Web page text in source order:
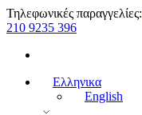
Τηλεφωνικές παραγγελίες:
210 9235 396
Ελληνικα
English